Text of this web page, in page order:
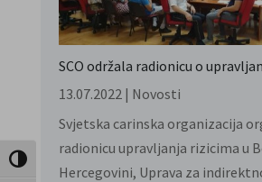
Uključi / isključi visoki kontrast
SCO održala radionicu o
13.07.2022 | Novosti
Svjetska carinska organizacija
radionicu upravljanja rizicima u
Hercegovini, Uprava za